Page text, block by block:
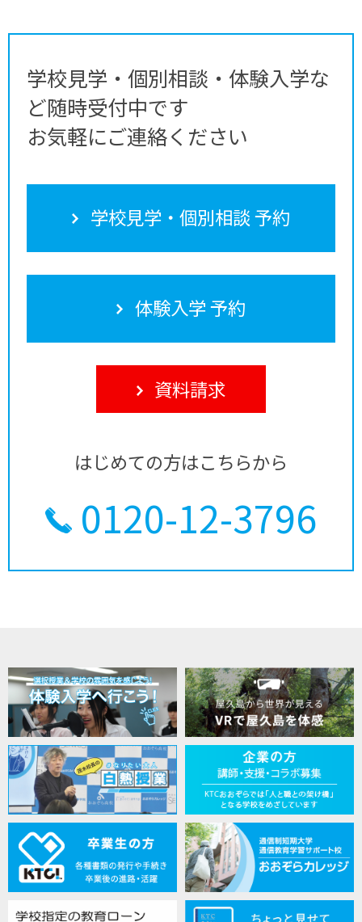
学校見学・個別相談・体験入学な
ど随時受付中です
お気軽にご連絡ください
学校見学・個別相談 予約
体験入学 予約
資料請求
はじめての方はこちらから
0120-12-3796